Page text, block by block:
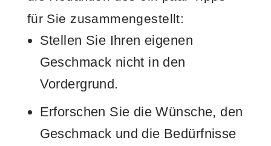
für Sie zusammengestellt:
Stellen Sie Ihren eigenen
Geschmack nicht in den
Vordergrund.
Erforschen Sie die Wünsche, den
Geschmack und die Bedürfnisse